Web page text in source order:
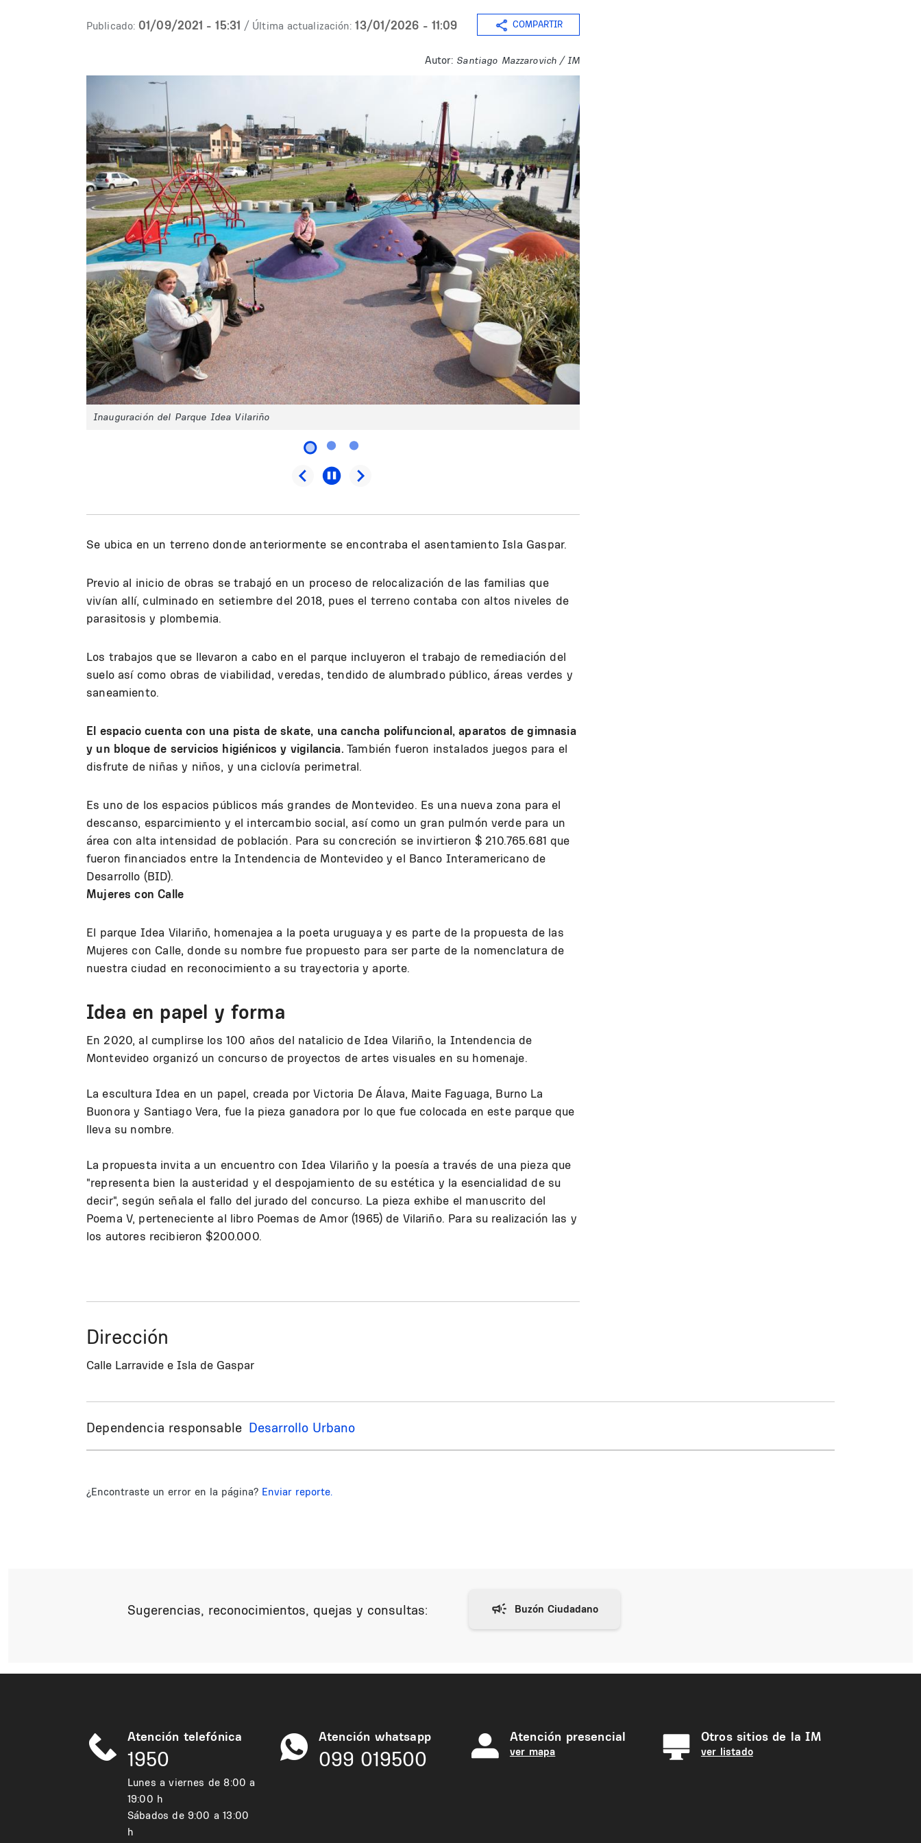
Publicado: 01/09/2021 - 15:31 / Última actualización: 13/01/2026 - 11:09 COMPARTIR
Autor: Santiago Mazzarovich / IM
Inauguración del Parque Idea Vilariño
Se ubica en un terreno donde anteriormente se encontraba el asentamiento Isla Gaspar.
Previo al inicio de obras se trabajó en un proceso de relocalización de las familias que
vivían allí, culminado en setiembre del 2018, pues el terreno contaba con altos niveles de
parasitosis y plombemia.
Los trabajos que se llevaron a cabo en el parque incluyeron el trabajo de remediación del
suelo así como obras de viabilidad, veredas, tendido de alumbrado público, áreas verdes y
saneamiento.
El espacio cuenta con una pista de skate, una cancha polifuncional, aparatos de gimnasia
y un bloque de servicios higiénicos y vigilancia. También fueron instalados juegos para el
disfrute de niñas y niños, y una ciclovía perimetral.
Es uno de los espacios públicos más grandes de Montevideo. Es una nueva zona para el
descanso, esparcimiento y el intercambio social, así como un gran pulmón verde para un
área con alta intensidad de población. Para su concreción se invirtieron $ 210.765.681 que
fueron financiados entre la Intendencia de Montevideo y el Banco Interamericano de
Desarrollo (BID).
Mujeres con Calle
El parque Idea Vilariño, homenajea a la poeta uruguaya y es parte de la propuesta de las
Mujeres con Calle, donde su nombre fue propuesto para ser parte de la nomenclatura de
nuestra ciudad en reconocimiento a su trayectoria y aporte.
Idea en papel y forma
En 2020, al cumplirse los 100 años del natalicio de Idea Vilariño, la Intendencia de
Montevideo organizó un concurso de proyectos de artes visuales en su homenaje.
La escultura Idea en un papel, creada por Victoria De Álava, Maite Faguaga, Burno La
Buonora y Santiago Vera, fue la pieza ganadora por lo que fue colocada en este parque que
lleva su nombre.
La propuesta invita a un encuentro con Idea Vilariño y la poesía a través de una pieza que
"representa bien la austeridad y el despojamiento de su estética y la esencialidad de su
decir", según señala el fallo del jurado del concurso. La pieza exhibe el manuscrito del
Poema V, perteneciente al libro Poemas de Amor (1965) de Vilariño. Para su realización las y
los autores recibieron $200.000.
Dirección
Calle Larravide e Isla de Gaspar
Dependencia responsable Desarrollo Urbano
¿Encontraste un error en la página? Enviar reporte.
Sugerencias, reconocimientos, quejas y consultas:
Atención telefónica
1950
Lunes a viernes de 8:00 a
19:00 h
Sábados de 9:00 a 13:00
h
Atención whatsapp
099 019500
Atención presencial
ver mapa
Otros sitios de la IM
ver listado